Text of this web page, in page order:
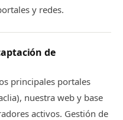
y redes.
de
principales portales
nuestra web y base
activos. Gestión de